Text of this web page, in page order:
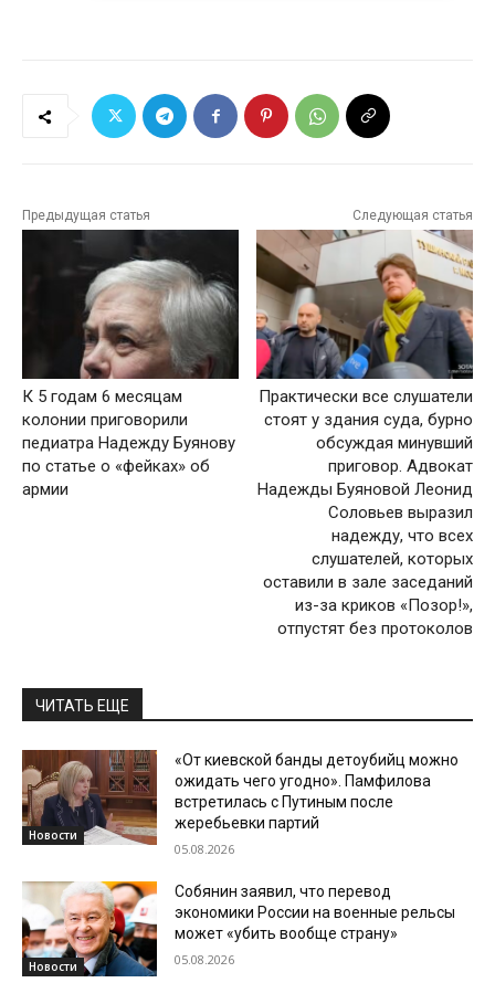
Предыдущая статья
К 5 годам 6 месяцам
колонии приговорили
педиатра Надежду Буянову
по статье о «фейках» об
армии
Следующая статья
Практически все слушатели
стоят у здания суда, бурно
обсуждая минувший
приговор. Адвокат
Надежды Буяновой Леонид
Соловьев выразил
надежду, что всех
слушателей, которых
оставили в зале заседаний
из-за криков «Позор!»,
отпустят без протоколов
ЧИТАТЬ ЕЩЕ
Новости
«От киевской банды детоубийц можно
ожидать чего угодно». Памфилова
встретилась с Путиным после
жеребьевки партий
05.08.2026
Новости
Собянин заявил, что перевод
экономики России на военные рельсы
может «убить вообще страну»
05.08.2026